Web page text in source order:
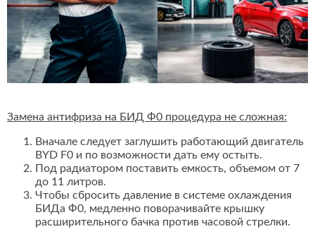
Замена антифриза на БИД Ф0 процедура не сложная:
Вначале следует заглушить работающий двигатель
BYD F0 и по возможности дать ему остыть.
Под радиатором поставить емкость, объемом от 7
до 11 литров.
Чтобы сбросить давление в системе охлаждения
БИДа Ф0, медленно поворачивайте крышку
расширительного бачка против часовой стрелки.